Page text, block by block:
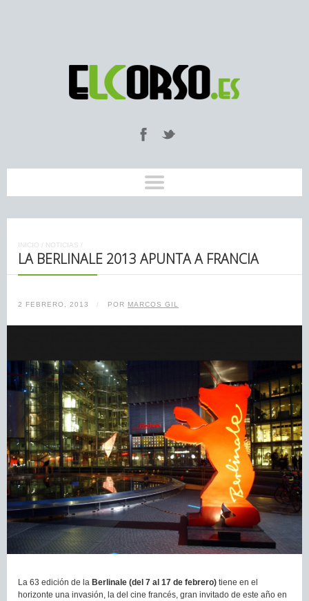
INICIO / NOTICIAS /
LA BERLINALE 2013 APUNTA A FRANCIA
2 FEBRERO, 2013 / POR MARCOS GIL
La 63 edición de la Berlinale (del 7 al 17 de febrero) tiene en el
horizonte una invasión, la del cine francés, gran invitado de este año en